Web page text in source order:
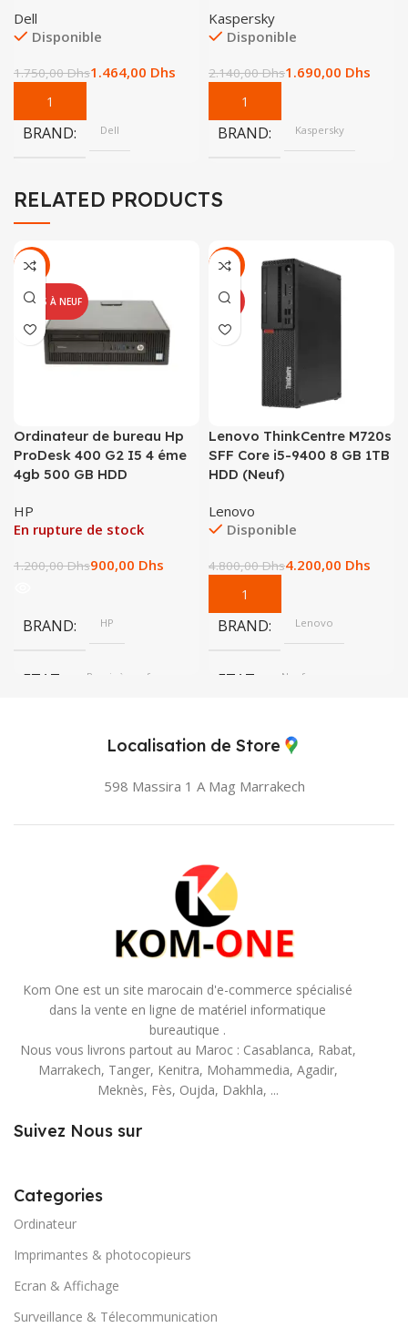
Dell
Disponible
1.750,00Dhs1.464,00 Dhs
BRAND Dell
Kaspersky
Disponible
2.140,00Dhs1.690,00 Dhs
BRAND Kaspersky
RELATED PRODUCTS
-25%
REMIS À NEUF
Ordinateur de bureau Hp
ProDesk 400 G2 I5 4 éme
4gb 500 GB HDD
HP
En rupture de stock
1.200,00Dhs900,00 Dhs
BRAND HP
ETAT Remis à neuf
-13%
NEUF
Lenovo ThinkCentre M720s
SFF Core i5-9400 8 GB 1TB
HDD (Neuf)
Lenovo
Disponible
4.800,00Dhs4.200,00 Dhs
BRAND Lenovo
ETAT Neuf
Localisation de Store
598 Massira 1 A Mag Marrakech
Kom One est un site marocain d'e-commerce spécialisé
dans la vente en ligne de matériel informatique
bureautique .
Nous vous livrons partout au Maroc : Casablanca, Rabat,
Marrakech, Tanger, Kenitra, Mohammedia, Agadir,
Meknès, Fès, Oujda, Dakhla, ...
Suivez Nous sur
Categories
Ordinateur
Imprimantes & photocopieurs
Ecran & Affichage
Surveillance & Télecommunication